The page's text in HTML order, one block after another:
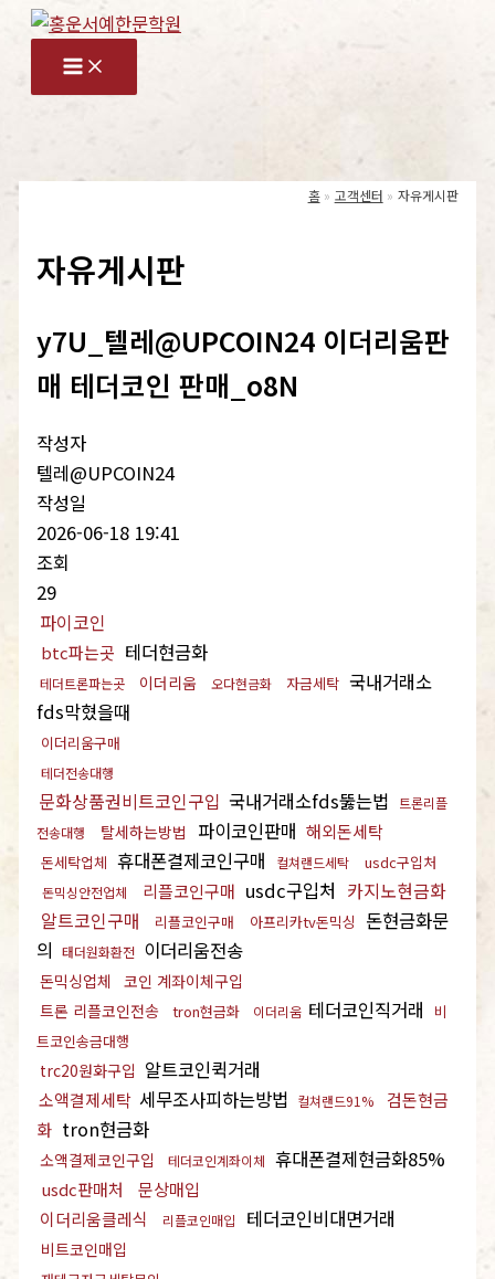
홈 고객센터 자유게시판
자유게시판
y7U_텔레@UPCOIN24 이더리움판
매 테더코인 판매_o8N
작성자
텔레@UPCOIN24
작성일
2026-06-18 19:41
조회
29
파이코인
btc파는곳 테더현금화
테더트론파는곳 이더리움 오다현금화 자금세탁 국내거래소
fds막혔을때
이더리움구매
테더전송대행
문화상품권비트코인구입 국내거래소fds뚫는법
트론리플
전송대행
탈세하는방법 파이코인판매 해외돈세탁
돈세탁업체 휴대폰결제코인구매 컬쳐랜드세탁 usdc구입처
돈믹싱안전업체 리플코인구매 usdc구입처 카지노현금화
알트코인구매
리플코인구매 아프리카tv돈믹싱
돈현금화문
의
태더원화환전 이더리움전송
돈믹싱업체
코인 계좌이체구입
트론 리플코인전송
tron현금화 이더리움 테더코인직거래
비
트코인송금대행
trc20원화구입 알트코인퀵거래
소액결제세탁 세무조사피하는방법 컬쳐랜드91%
검돈현금
화 tron현금화
소액결제코인구입 테더코인계좌이체 휴대폰결제현금화85%
usdc판매처
문상매입
이더리움클레식
리플코인매입 테더코인비대면거래
비트코인매입